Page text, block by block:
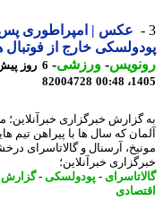
عکس | امپراطوری پس از
خارج از فوتبال هم
-ورزشی-
82004728
خبرگزاری خبرآنلاین؛
که سال ها با پیراهن تیم هایی
آرسنال و گالاتاسرای
خبرآنلاین؛
- پودولسکی-گزارش -